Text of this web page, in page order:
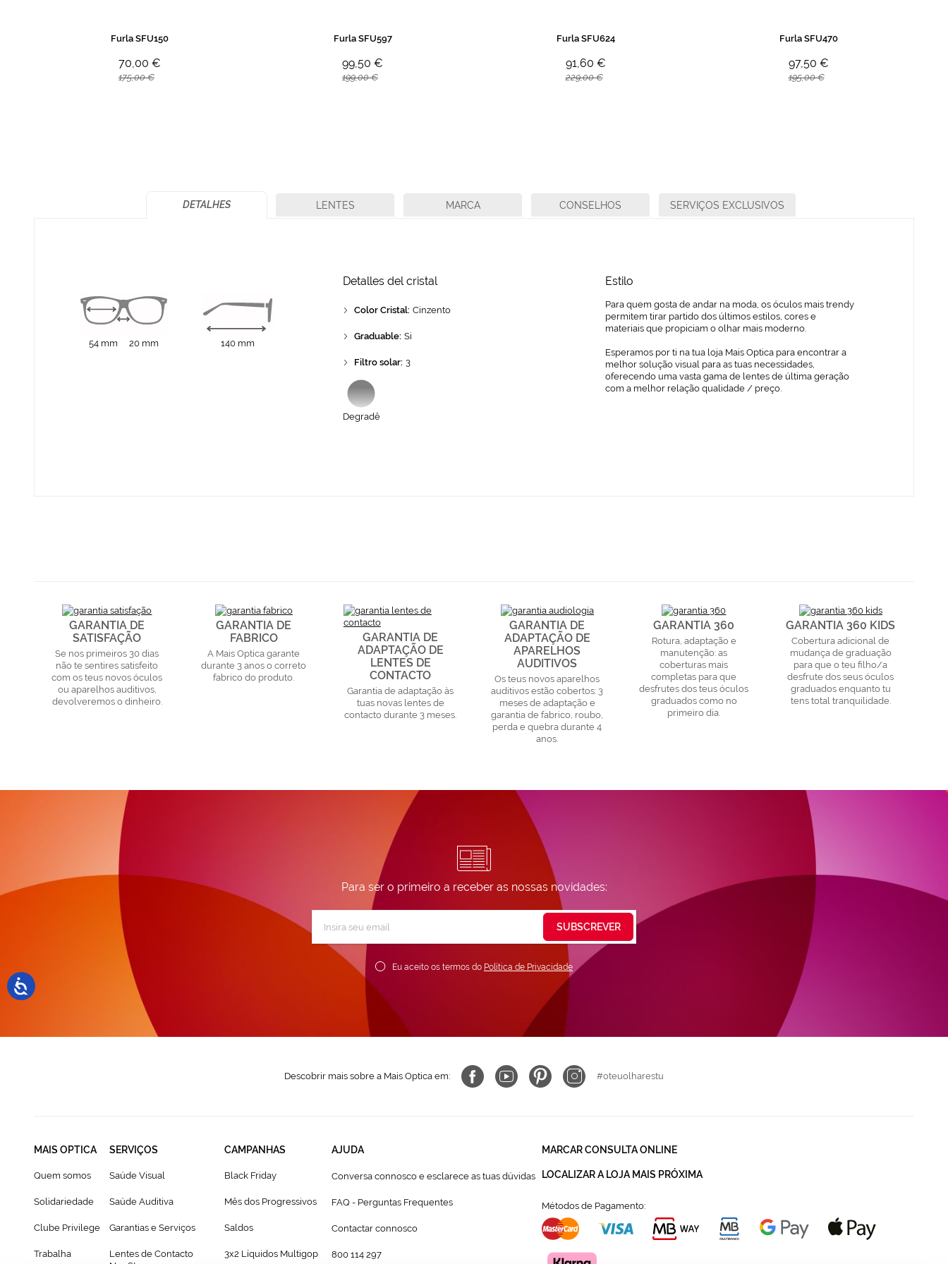
Furla SFU150
70,00 €
175,00 €
Furla SFU597
99,50 €
199,00 €
Furla SFU624
91,60 €
229,00 €
Furla SFU470
97,50 €
195,00 €
DETALHES
54 mm 20 mm 140 mm
Detalles del cristal
Color Cristal: Cinzento
Graduable: Si
Filtro solar: 3
Degradê
Estilo
Para quem gosta de andar na moda, os óculos mais trendy
permitem tirar partido dos últimos estilos, cores e
materiais que propiciam o olhar mais moderno.
Esperamos por ti na tua loja Mais Optica para encontrar a
melhor solução visual para as tuas necessidades,
oferecendo uma vasta gama de lentes de última geração
com a melhor relação qualidade / preço.
LENTES MARCA CONSELHOS SERVIÇOS EXCLUSIVOS
GARANTIA DE
SATISFAÇÃO
Se nos primeiros 30 dias
não te sentires satisfeito
com os teus novos óculos
ou aparelhos auditivos,
devolveremos o dinheiro.
GARANTIA DE
FABRICO
A Mais Optica garante
durante 3 anos o correto
fabrico do produto.
GARANTIA DE
ADAPTAÇÃO DE
LENTES DE
CONTACTO
Garantia de adaptação às
tuas novas lentes de
contacto durante 3 meses.
GARANTIA DE
ADAPTAÇÃO DE
APARELHOS
AUDITIVOS
Os teus novos aparelhos
auditivos estão cobertos: 3
meses de adaptação e
garantia de fabrico, roubo,
perda e quebra durante 4
anos.
GARANTIA 360
Rotura, adaptação e
manutenção: as
coberturas mais
completas para que
desfrutes dos teus óculos
graduados como no
primeiro dia.
GARANTIA 360 KIDS
Cobertura adicional de
mudança de graduação
para que o teu filho/a
desfrute dos seus óculos
graduados enquanto tu
tens total tranquilidade.
Para ser o primeiro a receber as nossas novidades:
Newsletter:
Eu aceito os termos do Política de Privacidade
SUBSCREVER
Descobrir mais sobre a Mais Optica em: #oteuolharestu
MAIS OPTICA
Quem somos
Solidariedade
Clube Privilege
Trabalha
SERVIÇOS
Saúde Visual
Saúde Auditiva
Garantias e Serviços
Lentes de Contacto
CAMPANHAS
Black Friday
Mês dos Progressivos
Saldos
3x2 Líquidos Multigop
AJUDA
Conversa connosco e esclarece as tuas dúvidas
FAQ - Perguntas Frequentes
Contactar connosco
800 114 297
MARCAR CONSULTA ONLINE
LOCALIZAR A LOJA MAIS PRÓXIMA
Métodos de Pagamento: